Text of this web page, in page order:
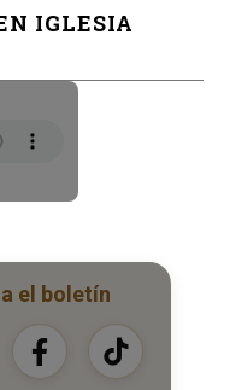
IGLESIA
el boletín